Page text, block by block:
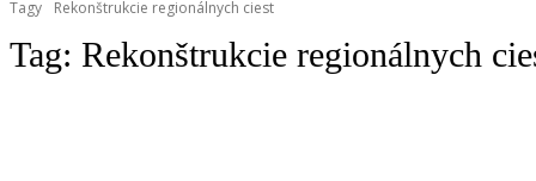
Tagy Rekonštrukcie regionálnych ciest
Tag: Rekonštrukcie regionálnych